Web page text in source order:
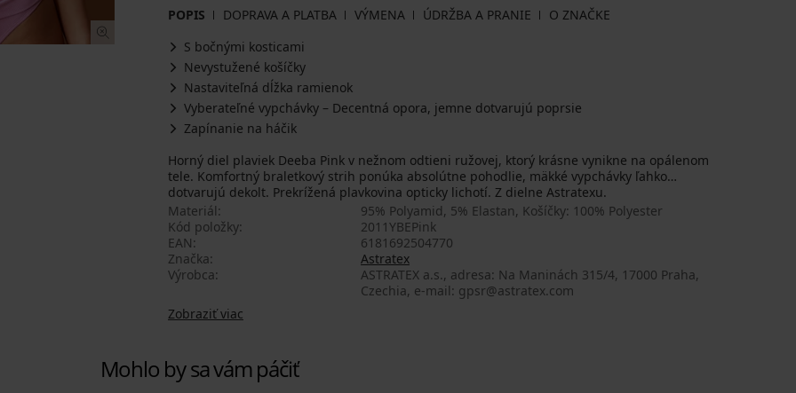
POPIS DOPRAVA A PLATBA VÝMENA ÚDRŽBA A PRANIE
O ZNAČKE
S bočnými kosticami
Nevystužené košíčky
Nastaviteľná dĺžka ramienok
Vyberateľné vypchávky – Decentná opora, jemne dotvarujú poprsie
Zapínanie na háčik
Horný diel plaviek Deeba Pink v nežnom odtieni ružovej, ktorý krásne vynikne na opálenom
tele. Komfortný braletkový strih ponúka absolútne pohodlie, mäkké vypchávky ľahko
dotvarujú dekolt. Prekrížená plavkovina opticky lichotí. Z dielne Astratexu.
Materiál
95% Polyamid, 5% Elastan, Košíčky: 100% Polyester
Kód položky
2011YBEPink
EAN
6181692504770
Značka
Astratex
Výrobca
ASTRATEX a.s., adresa: Na Maninách 315/4, 17000 Praha,
Czechia, e-mail: gpsr@astratex.com
Zobraziť viac
Mohlo by sa vám páčiť